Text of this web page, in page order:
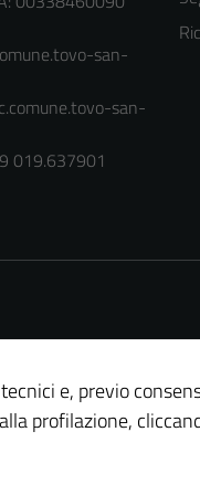
san-
san-
019.637901
s.r.l.
e, previo
profilazione,